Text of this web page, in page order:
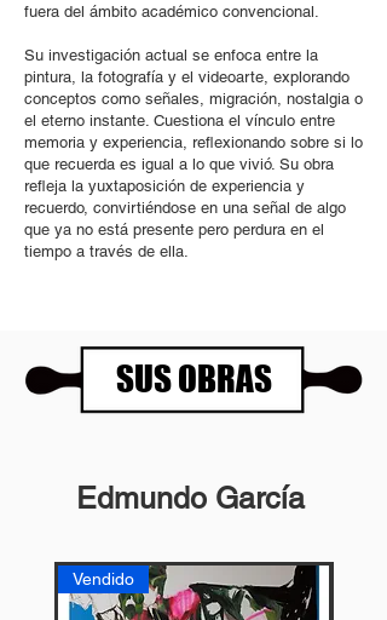
fuera del ámbito académico convencional.
Su investigación actual se enfoca entre la
pintura, la fotografía y el videoarte, explorando
conceptos como señales, migración, nostalgia o
el eterno instante. Cuestiona el vínculo entre
memoria y experiencia, reflexionando sobre si lo
que recuerda es igual a lo que vivió. Su obra
refleja la yuxtaposición de experiencia y
recuerdo, convirtiéndose en una señal de algo
que ya no está presente pero perdura en el
tiempo a través de ella.
SUS OBRAS
Edmundo García
Vendido